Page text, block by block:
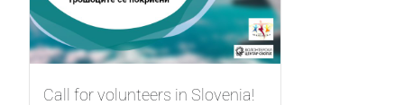
Call for volunteers in Slovenia!